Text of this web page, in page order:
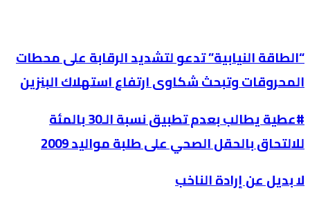
“الطاقة النيابية” تدعو لتشديد الرقابة على محطات
المحروقات وتبحث شكاوى ارتفاع استهلاك البنزين
#عطية يطالب بعدم تطبيق نسبة الـ30 بالمئة
للالتحاق بالحقل الصحي على طلبة مواليد 2009
لا بديل عن إرادة الناخب